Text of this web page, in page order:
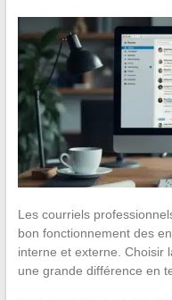
Les courriels
bon fonctionnement des
interne et externe. Choisir
une grande différence en